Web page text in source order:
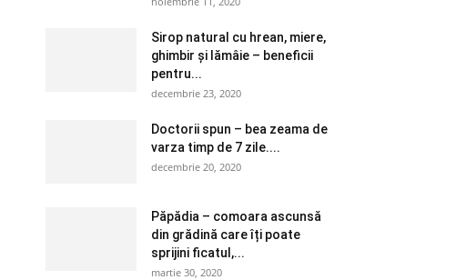
Sirop natural cu hrean, miere,
ghimbir și lămâie – beneficii
pentru...
decembrie 23, 2020
Doctorii spun – bea zeama de
varza timp de 7 zile....
decembrie 20, 2020
Păpădia – comoara ascunsă
din grădină care îți poate
sprijini ficatul,...
martie 30, 2020